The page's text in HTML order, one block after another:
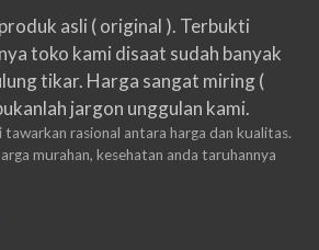
asli ( original ). Terbukti
toko kami disaat sudah banyak
tikar. Harga sangat miring (
jargon unggulan kami.
rasional antara harga dan kualitas.
murahan, kesehatan anda taruhannya